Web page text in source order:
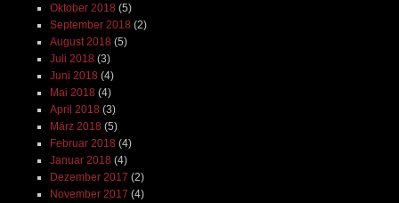
Oktober 2018 (5)
September 2018 (2)
August 2018 (5)
Juli 2018 (3)
Juni 2018 (4)
Mai 2018 (4)
April 2018 (3)
März 2018 (5)
Februar 2018 (4)
Januar 2018 (4)
Dezember 2017 (2)
November 2017 (4)